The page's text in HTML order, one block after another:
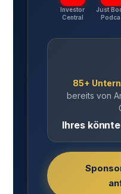
Investor
Central
Just
85+
bereits von
Ihres